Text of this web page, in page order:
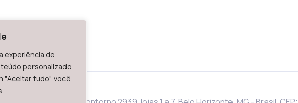
experiência de
personalizado
"Aceitar tudo", você